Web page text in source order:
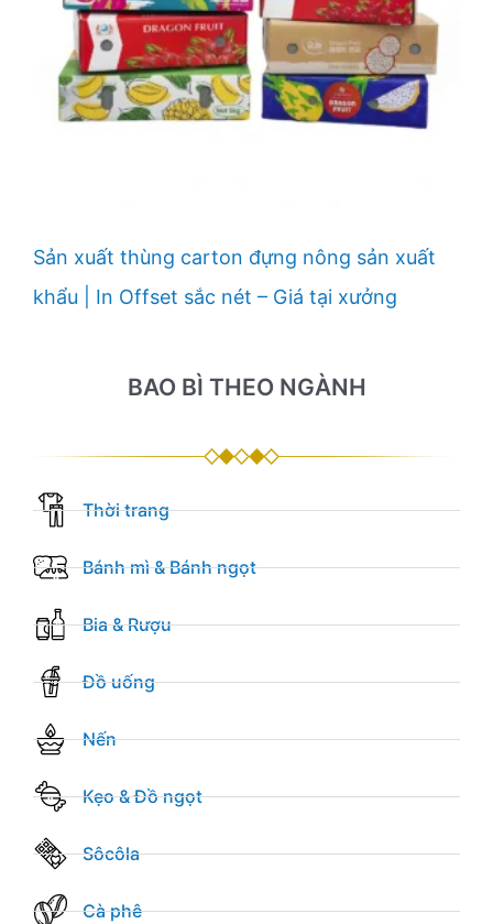
Sản xuất thùng carton đựng nông sản xuất
khẩu | In Offset sắc nét – Giá tại xưởng
BAO BÌ THEO NGÀNH
Thời trang
Bánh mì & Bánh ngọt
Bia & Rượu
Đồ uống
Nến
Kẹo & Đồ ngọt
Sôcôla
Cà phê